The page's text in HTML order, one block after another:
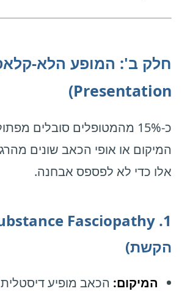
Presentation)
כ-15% מהמטופלים סובלים
המיקום או אופי הכאב שונים
אלו כדי לא לפספס אבחנה.
הקשת)
המיקום: הכאב מופיע